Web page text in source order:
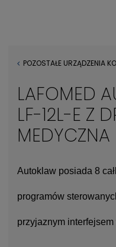
POZOSTAŁE URZĄDZENIA
LAFOMED
LF-12L-E Z
MEDYCZNA
Autoklaw posiada 8
programów
przyjaznym